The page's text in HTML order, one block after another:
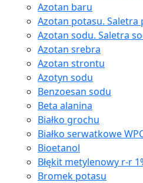
Azotan baru
Azotan potasu. Saletra
Azotan sodu. Saletra
Azotan srebra
Azotan strontu
Azotyn sodu
Benzoesan sodu
Beta alanina
Białko grochu
Białko serwatkowe
Bioetanol
Błękit metylenowy r-r
Bromek potasu